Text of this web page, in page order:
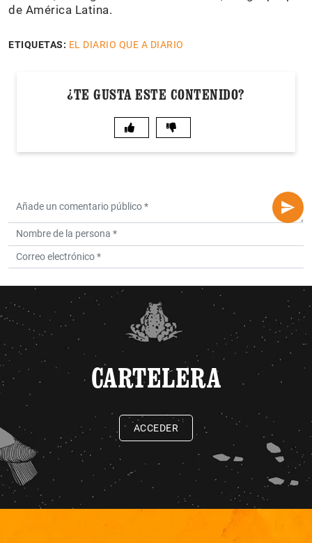
de América Latina.
ETIQUETAS: EL DIARIO QUE A DIARIO
¿TE GUSTA ESTE CONTENIDO?
CARTELERA
ACCEDER